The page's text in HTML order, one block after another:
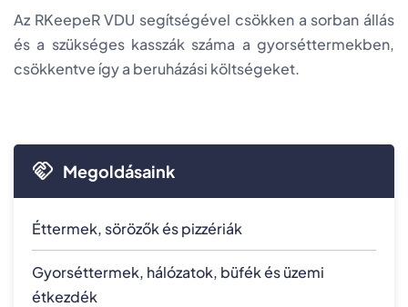
Az RKeepeR VDU segítségével csökken a sorban állás
és a szükséges kasszák száma a gyorséttermekben,
csökkentve így a beruházási költségeket.
Megoldásaink
Éttermek, sörözők és pizzériák
Gyorséttermek, hálózatok, büfék és üzemi
étkezdék